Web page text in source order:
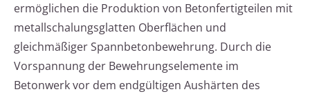
ermöglichen die Produktion von Betonfertigteilen mit
metallschalungsglatten Oberflächen und
gleichmäßiger Spannbetonbewehrung. Durch die
Vorspannung der Bewehrungselemente im
Betonwerk vor dem endgültigen Aushärten des